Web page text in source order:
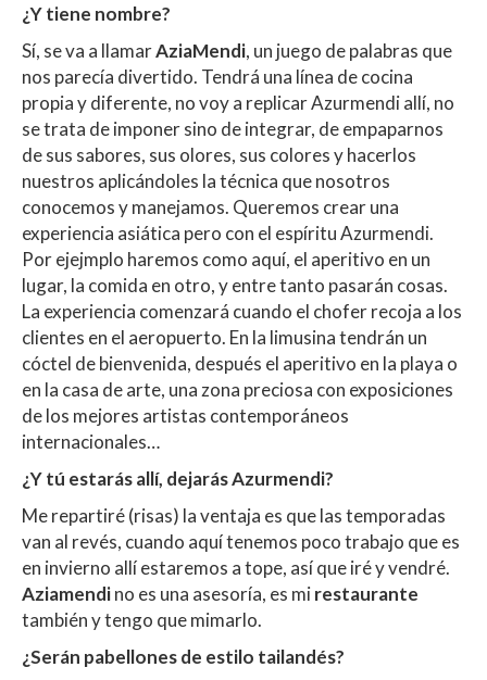
¿Y tiene nombre?
Sí, se va a llamarAziaMendi, un juego de palabras que
nos parecía divertido. Tendrá una línea de cocina
propia y diferente, no voy a replicar Azurmendi allí, no
se trata de imponer sino de integrar, de empaparnos
de sus sabores, sus olores, sus colores y hacerlos
nuestros aplicándoles la técnica que nosotros
conocemos y manejamos. Queremos crear una
experiencia asiática pero con el espíritu Azurmendi.
Por ejejmplo haremos como aquí, el aperitivo en un
lugar, la comida en otro, y entre tanto pasarán cosas.
La experiencia comenzará cuando el chofer recoja a los
clientes en el aeropuerto. En la limusina tendrán un
cóctel de bienvenida, después el aperitivo en la playa o
en la casa de arte, una zona preciosa con exposiciones
de los mejores artistas contemporáneos
internacionales…
¿Y tú estarás allí, dejarás Azurmendi?
Me repartiré (risas) la ventaja es que las temporadas
van al revés, cuando aquí tenemos poco trabajo que es
en invierno allí estaremos a tope, así que iré y vendré.
Aziamendino es una asesoría, es mirestaurante
también y tengo que mimarlo.
¿Serán pabellones de estilo tailandés?